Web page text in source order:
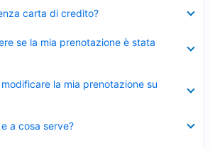
carta di credito?
se la mia prenotazione è stata
la mia prenotazione su
a cosa serve?